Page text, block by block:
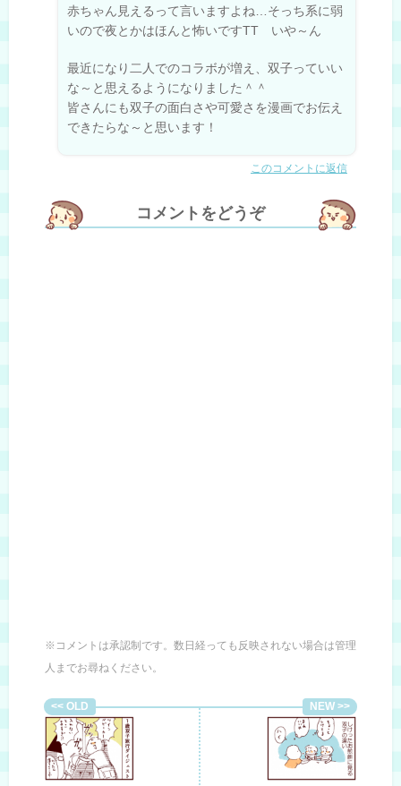
赤ちゃん見えるって言いますよね…そっち系に弱
いので夜とかはほんと怖いですTT いや～ん
最近になり二人でのコラボが増え、双子っていい
な～と思えるようになりました＾＾
皆さんにも双子の面白さや可愛さを漫画でお伝え
できたらな～と思います！
このコメントに返信
コメントをどうぞ
※コメントは承認制です。数日経っても反映されない場合は管理
人までお尋ねください。